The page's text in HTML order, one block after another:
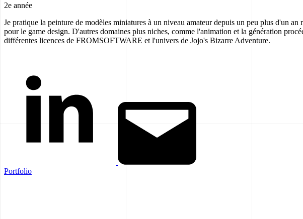
2e année
Je pratique la peinture de modèles miniatures à un niveau amateur depuis un peu plus d'un
pour le game design. D'autres domaines plus niches, comme l'animation et la génération
différentes licences de FROMSOFTWARE et l'univers de Jojo's Bizarre Adventure.
Portfolio